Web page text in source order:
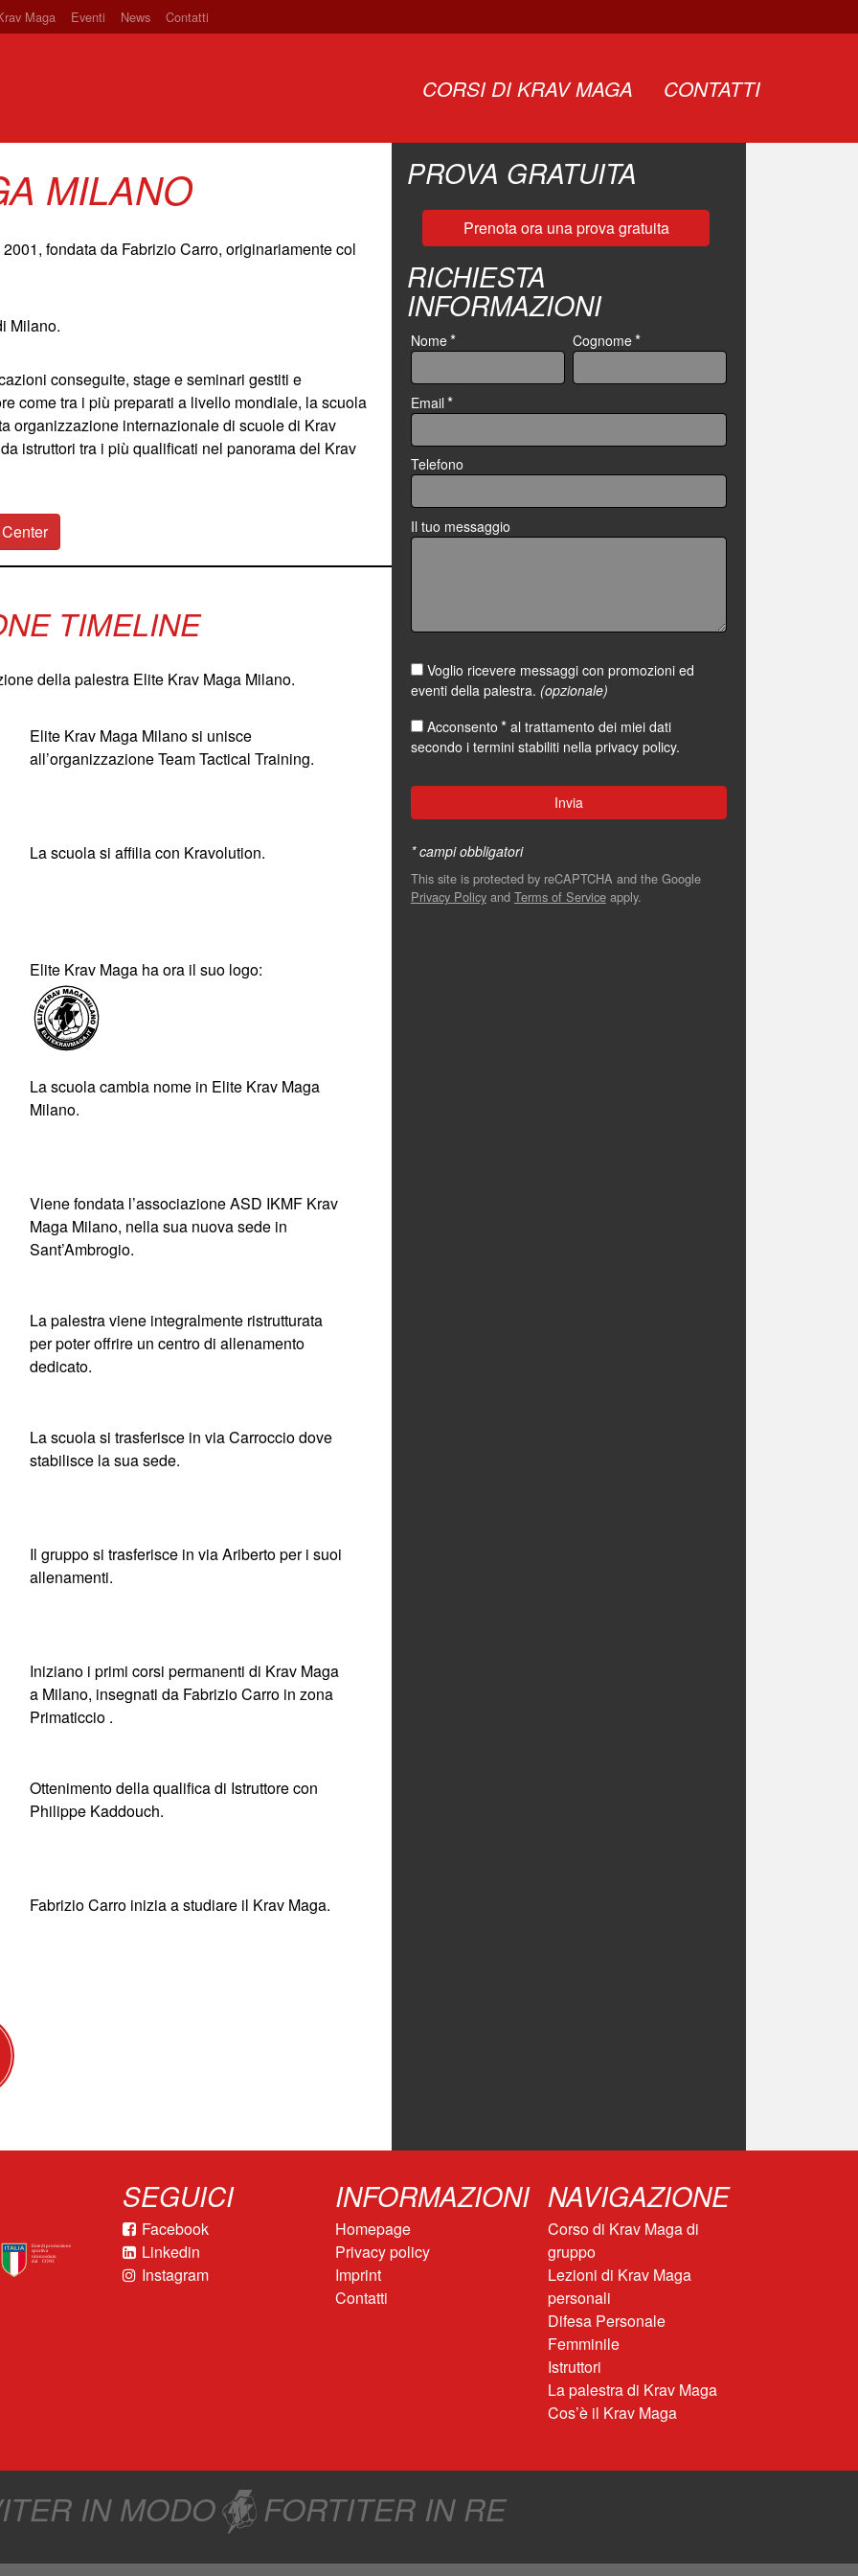
Maga Eventi News Contatti
CORSI DI KRAV MAGA CONTATTI
MILANO
fondata da Fabrizio Carro, originariamente col
Milano.
conseguite, stage e seminari gestiti e
come tra i più preparati a livello mondiale, la scuola
organizzazione internazionale di scuole di Krav
istruttori tra i più qualificati nel panorama del Krav
TIMELINE
della palestra Elite Krav Maga Milano.
Elite Krav Maga Milano si unisce
all’organizzazione Team Tactical Training.
La scuola si affilia con Kravolution.
Elite Krav Maga ha ora il suo logo:
La scuola cambia nome in Elite Krav Maga
Milano.
Viene fondata l’associazione ASD IKMF Krav
Maga Milano, nella sua nuova sede in
Sant’Ambrogio.
La palestra viene integralmente ristrutturata
per poter offrire un centro di allenamento
dedicato.
La scuola si trasferisce in via Carroccio dove
stabilisce la sua sede.
Il gruppo si trasferisce in via Ariberto per i suoi
allenamenti.
Iniziano i primi corsi permanenti di Krav Maga
a Milano, insegnati da Fabrizio Carro in zona
Primaticcio .
Ottenimento della qualifica di Istruttore con
Philippe Kaddouch.
Fabrizio Carro inizia a studiare il Krav Maga.
PROVA GRATUITA
Prenota ora una prova gratuita
RICHIESTA
INFORMAZIONI
Nome* Cognome*
Email*
Telefono
Il tuo messaggio
Voglio ricevere messaggi con promozioni ed
eventi della palestra. (opzionale)
Acconsento * al trattamento dei miei dati
secondo i termini stabiliti nellaprivacy policy.
* campi obbligatori
This site is protected by reCAPTCHA and the Google
Privacy Policyand Terms of Serviceapply.
SEGUICI
Facebook
Linkedin
Instagram
INFORMAZIONI
Homepage
Privacy policy
Imprint
Contatti
NAVIGAZIONE
Corso di Krav Maga di
gruppo
Lezioni di Krav Maga
personali
Difesa Personale
Femminile
Istruttori
La palestra di Krav Maga
Cos’è il Krav Maga
IN MODO FORTITER IN RE